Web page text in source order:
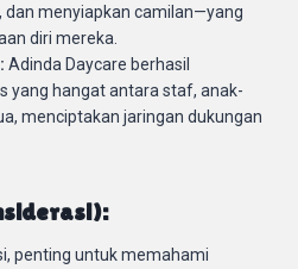
menyiapkan camilan—yang
diri mereka.
Adinda Daycare berhasil
yang hangat antara staf, anak-
menciptakan jaringan dukungan
penting untuk memahami